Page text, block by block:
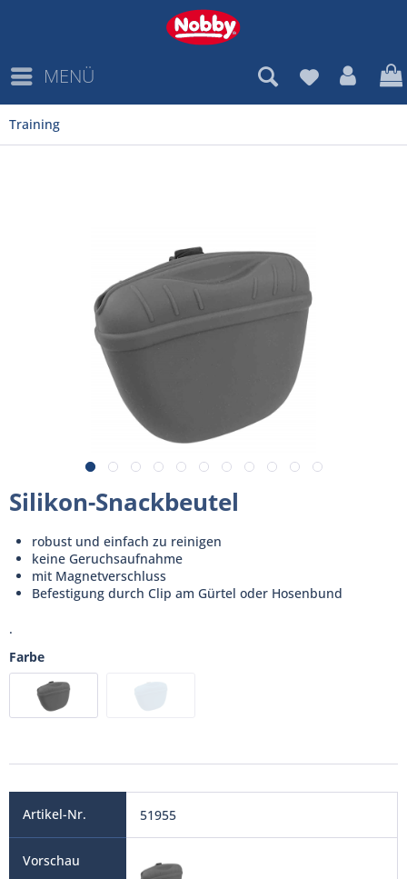
MENÜ
Training
Silikon-Snackbeutel
robust und einfach zu reinigen
keine Geruchsaufnahme
mit Magnetverschluss
Befestigung durch Clip am Gürtel oder Hosenbund
.
Farbe
51955